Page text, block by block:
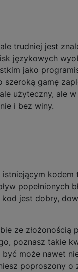
trudniej jest
językowych
jako
szeroką gamę
użyteczny, ale
i bez winy.
popełnionych
jest dobry,
ze złożonością
poznasz takie
może nawet
poproszony